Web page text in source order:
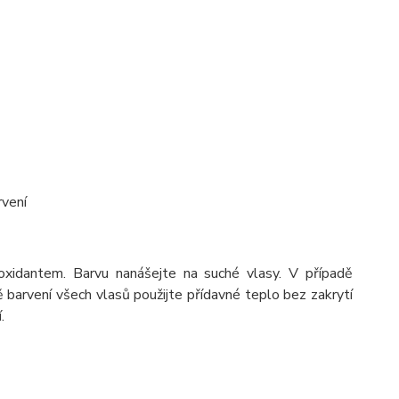
Barvu nanášejte na suché vlasy. V případě
všech vlasů použijte přídavné teplo bez zakrytí